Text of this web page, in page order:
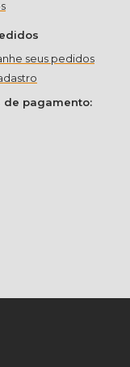
seus pedidos
de pagamento: